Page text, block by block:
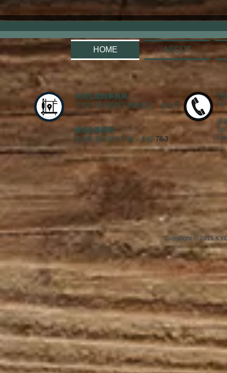
HOME ABOUT
京都弘道館事務局
京都市北区紫野下御輿町12 杉本方
後援会事務局
京都市北区紫竹下梅ノ木町 78-3
Tel
後
Tel
Copylight © 2015